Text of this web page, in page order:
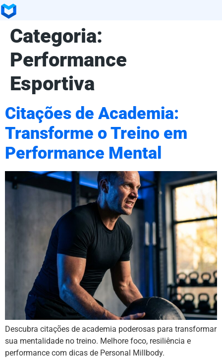
Categoria:
Performance
Esportiva
Citações de Academia:
Transforme o Treino em
Performance Mental
Descubra citações de academia poderosas para transformar
sua mentalidade no treino. Melhore foco, resiliência e
performance com dicas de Personal Millbody.